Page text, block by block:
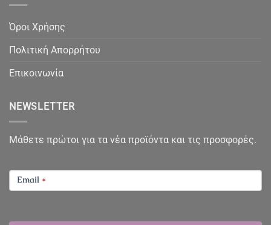
Όροι Χρήσης
Πολιτική Απορρήτου
Επικοινωνία
NEWSLETTER
Μάθετε πρώτοι για τα νέα προϊόντα και τις προσφορές.
NEWSLETTER
Email *